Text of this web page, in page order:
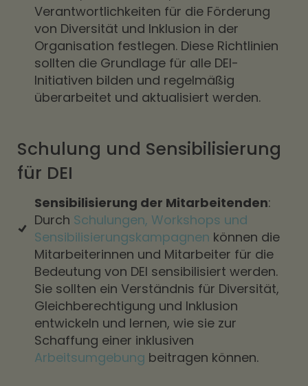
Verantwortlichkeiten für die Förderung
von Diversität und Inklusion in der
Organisation festlegen. Diese Richtlinien
sollten die Grundlage für alle DEI-
Initiativen bilden und regelmäßig
überarbeitet und aktualisiert werden.
Schulung und Sensibilisierung
für DEI
Sensibilisierung der Mitarbeitenden:
Durch Schulungen, Workshops und
Sensibilisierungskampagnen können die
Mitarbeiterinnen und Mitarbeiter für die
Bedeutung von DEI sensibilisiert werden.
Sie sollten ein Verständnis für Diversität,
Gleichberechtigung und Inklusion
entwickeln und lernen, wie sie zur
Schaffung einer inklusiven
Arbeitsumgebung beitragen können.